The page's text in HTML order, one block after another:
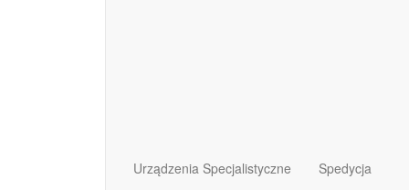
Urządzenia Specjalistyczne
Spedycja